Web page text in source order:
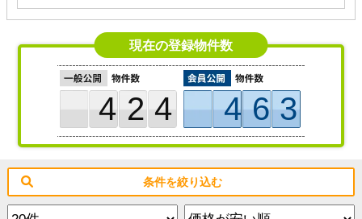
現在の登録物件数
424 463
条件を絞り込む